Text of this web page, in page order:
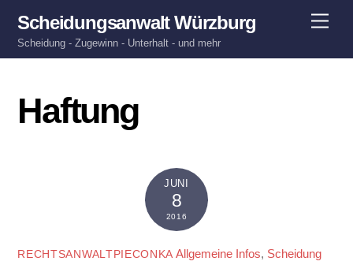
Scheidungsanwalt Würzburg
Scheidung - Zugewinn - Unterhalt - und mehr
Haftung
JUNI
8
2016
RECHTSANWALTPIECONKA Allgemeine Infos, Scheidung